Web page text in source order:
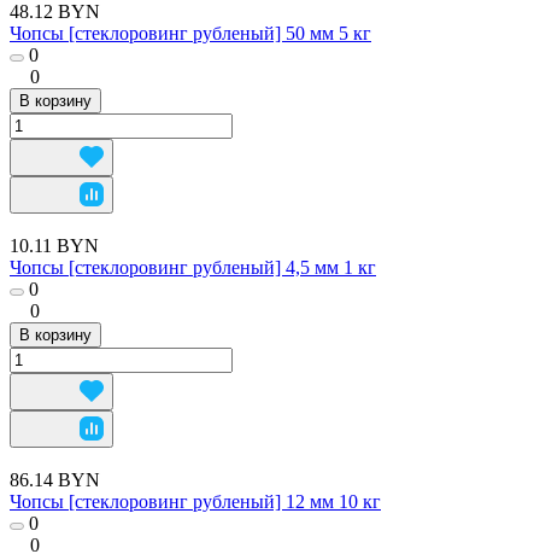
48.12 BYN
Чопсы [стеклоровинг рубленый] 50 мм 5 кг
0
0
В корзину
10.11 BYN
Чопсы [стеклоровинг рубленый] 4,5 мм 1 кг
0
0
В корзину
86.14 BYN
Чопсы [стеклоровинг рубленый] 12 мм 10 кг
0
0